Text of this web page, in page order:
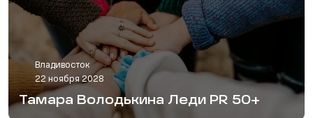
Владивосток
22 ноября 2028
Тамара Володькина Леди PR 50+